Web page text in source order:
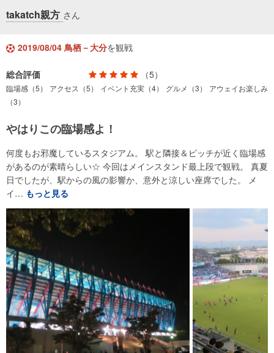
takatch親方 さん
2019/08/04 鳥栖－大分を観戦
総合評価 （5）
臨場感（5） アクセス（5） イベント充実（4） グルメ（3）
アウェイお楽しみ
（3）
やはりこの臨場感よ！
何度もお邪魔しているスタジアム。 駅と隣接＆ピッチが近く臨場感
があるのが素晴らしい☆ 今回はメインスタンド最上段で観戦。 真夏
日でしたが、駅からの風の影響か、意外と涼しい座席でした。 メ
イ… もっと見る